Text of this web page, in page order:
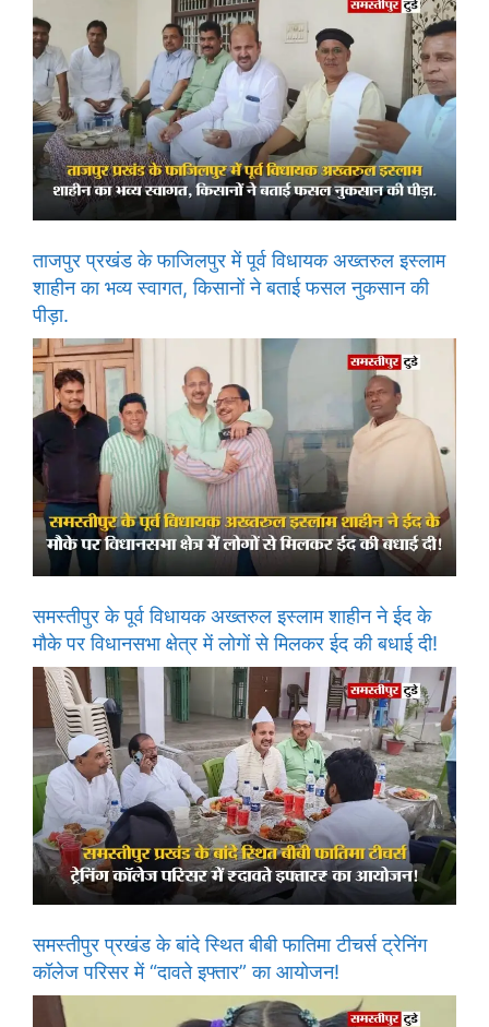
ताजपुर प्रखंड के फाजिलपुर में पूर्व विधायक अख्तरुल इस्लाम
शाहीन का भव्य स्वागत, किसानों ने बताई फसल नुकसान की
पीड़ा.
समस्तीपुर के पूर्व विधायक अख्तरुल इस्लाम शाहीन ने ईद के
मौके पर विधानसभा क्षेत्र में लोगों से मिलकर ईद की बधाई दी!
समस्तीपुर प्रखंड के बांदे स्थित बीबी फातिमा टीचर्स ट्रेनिंग
कॉलेज परिसर में “दावते इफ्तार” का आयोजन!